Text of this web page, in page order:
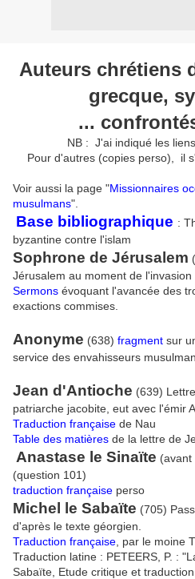
Auteurs chrétiens
grecque,
...
NB : J'ai indiqué les
Pour d'autres (copies perso), il
Voir aussi la page "Missionnaires
musulmans".
Base bibliographique :
byzantine contre l'islam
Sophrone de Jérusalem
Jérusalem au moment de
Sermons évoquant l'avancée des
exactions commises.
Anonyme (638) fragment sur
service des envahisseurs
Jean d'Antioche (639)
patriarche jacobite, eut avec l'émir
Traduction française de Nau
Table des matières de la lettre de
Anastase le Sinaïte (avant
(question 101)
traduction française perso
Michel le Sabaïte (705)
d'après le texte géorgien.
Traduction française , par le moine
Traduction latine : PETEERS, P. :
Sabaïte, Etude critique et